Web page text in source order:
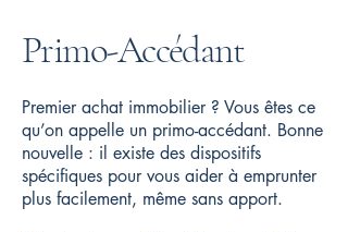
Primo-Accédant
Premier achat immobilier ? Vous êtes ce
qu’on appelle un primo-accédant. Bonne
nouvelle : il existe des dispositifs
spécifiques pour vous aider à emprunter
plus facilement, même sans apport.